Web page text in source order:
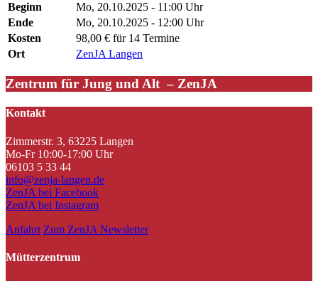
Beginn
Mo, 20.10.2025 - 11:00 Uhr
Ende
Mo, 20.10.2025 - 12:00 Uhr
Kosten
98,00 € für 14 Termine
Ort
ZenJA Langen
Zentrum für Jung und Alt – ZenJA
Kontakt
Zimmerstr. 3, 63225 Langen
Mo-Fr 10:00-17:00 Uhr
06103 5 33 44
info@zenja-langen.de
ZenJA bei Facebook
ZenJA bei Instagram
Anfahrt Zum ZenJA Newsletter
Mütterzentrum